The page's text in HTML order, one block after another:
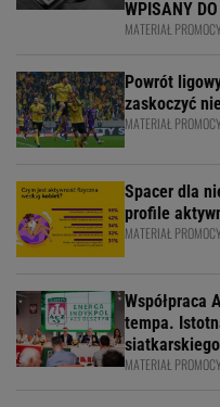
WPISANY
MATERIAŁ
Powrót
zaskoczyć
MATERIAŁ
Spacer dla
profile
MATERIAŁ
Współpraca
tempa.
MATERIAŁ